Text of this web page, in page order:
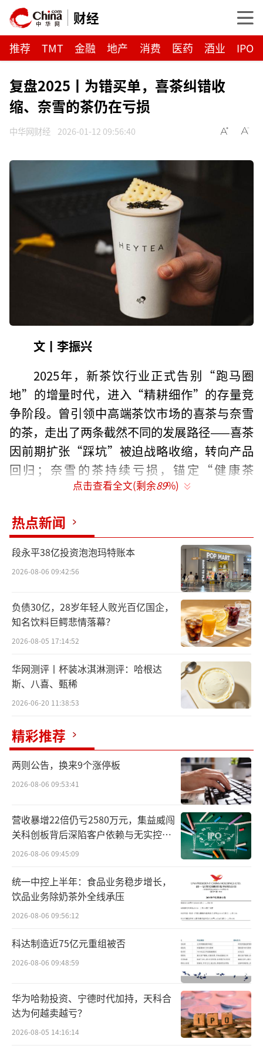
财经
推荐 TMT 金融 地产 消费 医药 酒业 IPO
复盘2025丨为错买单，喜茶纠错收
缩、奈雪的茶仍在亏损
中华网财经 2026-01-12 09:56:40
文丨李振兴
2025年，新茶饮行业正式告别“跑马圈
地”的增量时代，进入“精耕细作”的存量竞
争阶段。曾引领中高端茶饮市场的喜茶与奈雪
的茶，走出了两条截然不同的发展路径——喜茶
因前期扩张“踩坑”被迫战略收缩，转向产品
回归；奈雪的茶持续亏损，锚定“健康茶
饮”赛道深化布局，谋求未来。
喜茶关店
“万象城去年换位置，恒隆现在也换”，
当济南恒隆广场店调整位置时，一位消费者感
2025年，多家媒体报道，喜茶关闭了近70
喜茶曾是“高端茶饮”的标杆品牌，2025
年的关键词是“收缩”与“回归”。喜茶因加
盟模式失控与下沉策略失当，陷入“关店
验、发力海外市场，开启了纠错战略。
据了解，2022年底，坚持十年直营的喜茶
为应对市场竞争压力，首次开放“事业合
伙”加盟模式，将扩张重心指向非一线城市。
这一决策曾让品牌实现规模爆发，2023年底门
店数突破3200家，其中加盟店超2300家，规模
同比增长280%。但快速扩张的背后，是加盟模
式与品牌高端定位的根本矛盾。
一位消费者五年前第一次喝喜茶时表
要快30块，之后减配了也便宜了”。
为维持品质标准，喜茶对加盟店提出严苛
要求：水果、小料开封后4小时必须报损，手工
现制流程影响出杯效率，线上监控系统增加人
力成本；更关键的是，品牌供应给加盟商的物
点击查看全文(剩余89%)
热点新闻
段永平38亿投资泡泡玛特账本
2026-08-06 09:42:56
负债30亿，28岁年轻人败光百亿国企，
知名饮料巨鳄悲情落幕？
2026-08-05 17:14:52
华网测评丨杯装冰淇淋测评：哈根达
斯、八喜、甄稀
2026-06-20 11:38:53
精彩推荐
两则公告，换来9个涨停板
2026-08-06 09:53:41
营收暴增22倍仍亏2580万元，集益威闯
关科创板背后深陷客户依赖与无实控人
困局
2026-08-06 09:45:09
统一中控上半年：食品业务稳步增长，
饮品业务除奶茶外全线承压
2026-08-06 09:56:12
科达制造近75亿元重组被否
2026-08-06 09:48:59
华为哈勃投资、宁德时代加持，天科合
达为何越卖越亏？
2026-08-05 14:16:14